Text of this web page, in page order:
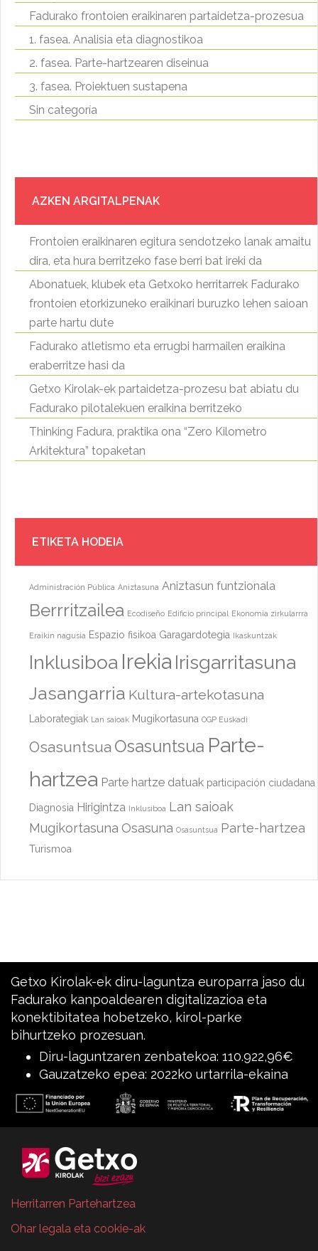
Fadurako frontoien eraikinaren partaidetza-prozesua
1. fasea. Analisia eta diagnostikoa
2. fasea. Parte-hartzearen diseinua
3. fasea. Proiektuen sustapena
Sin categoría
AZKEN ARGITALPENAK
Frontoien eraikinaren egitura sendotzeko lanak amaitu
dira, eta hura berritzeko fase berri bat ireki da
Abonatuek, klubek eta Getxoko herritarrek Fadurako
frontoien etorkizuneko eraikinari buruzko lehen saioan
parte hartu dute
Fadurako atletismo eta errugbi harmailen eraikina
eraberritze hasi da
Getxo Kirolak-ek partaidetza-prozesu bat abiatu du
Fadurako pilotalekuen eraikina berritzeko
Thinking Fadura, praktika ona “Zero Kilometro
Arkitektura” topaketan
ETIKETA HODEIA
Administración Pública Aniztasuna Aniztasun funtzionala
Berrritzailea Ecodiseño Edificio principal Ekonomia zirkularrra
Eraikin nagusia Espazio fisikoa Garagardotegia Ikaskuntzak
Inklusiboa Irekia Irisgarritasuna
Jasangarria Kultura-artekotasuna
Laborategiak Lan saioak Mugikortasuna OGP Euskadi
Osasuntsua Osasuntsua Parte-
hartzea Parte hartze datuak participación ciudadana
Diagnosia Hirigintza Inklusiboa Lan saioak
Mugikortasuna Osasuna Osasuntsua Parte-hartzea
Turismoa
Getxo Kirolak-ek diru-laguntza europarra jaso du
Fadurako kanpoaldearen digitalizazioa eta
konektibitatea hobetzeko, kirol-parke
bihurtzeko prozesuan.
Diru-laguntzaren zenbatekoa: 110.922,96€
Gauzatzeko epea: 2022ko urtarrila-ekaina
Herritarren Partehartzea
Ohar legala eta cookie-ak